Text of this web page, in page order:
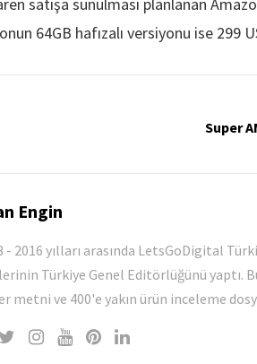
64GB hafızalı versiyonu ise 299
Super
Engin
- 2016 yılları arasında LetsGoDigital
Türkiye Genel Editörlüğünü yaptı.
metni ve 400'e yakın ürün inceleme